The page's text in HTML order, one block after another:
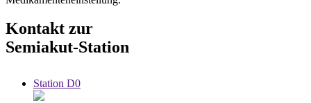
Kontakt zur
Semiakut-Station
Station D0